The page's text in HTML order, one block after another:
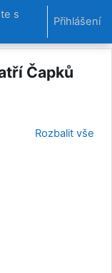
s
Přihlášení
Čapků
Rozbalit vše